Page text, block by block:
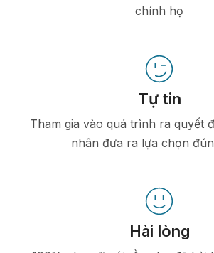
chính họ
Tự tin
Tham gia vào quá trình ra quyết
nhân đưa ra lựa chọn
Hài lòng